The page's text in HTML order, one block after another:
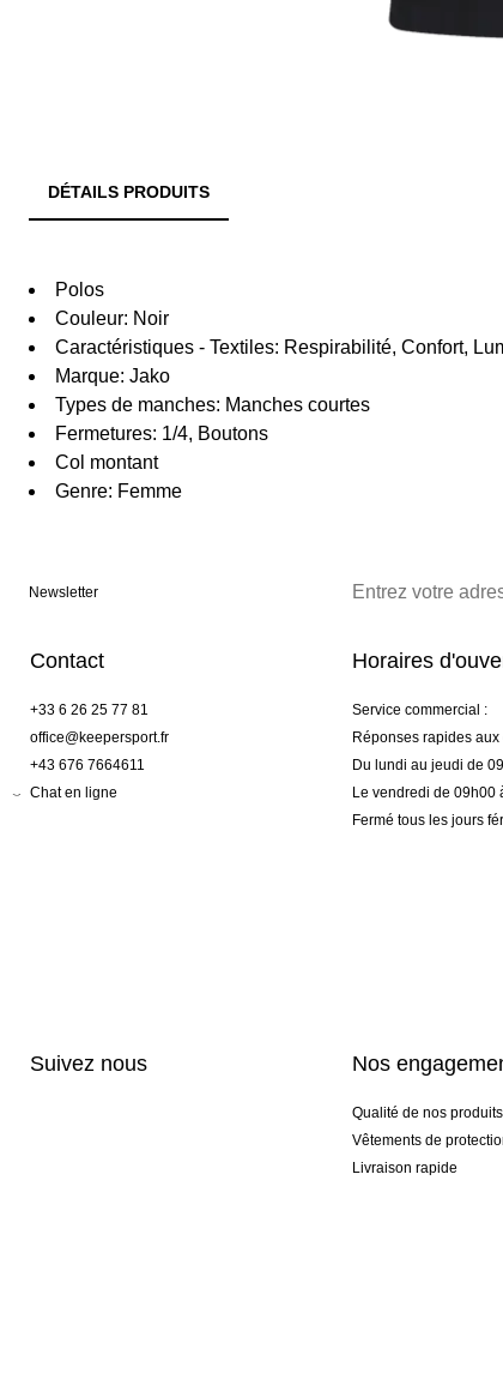
DÉTAILS PRODUITS
Polos
Couleur: Noir
Caractéristiques - Textiles: Respirabilité, Confort,
Marque: Jako
Types de manches: Manches courtes
Fermetures: 1/4, Boutons
Col montant
Genre: Femme
Newsletter
Contact
+33 6 26 25 77 81
office@keepersport.fr
+43 676 7664611
Chat en ligne
Horaires
Service commercial :
Réponses rapides
Du lundi au jeudi de
Le vendredi de 09h00
Fermé tous les jours
Suivez nous Nos
Qualité de nos produits
Vêtements de
Livraison rapide